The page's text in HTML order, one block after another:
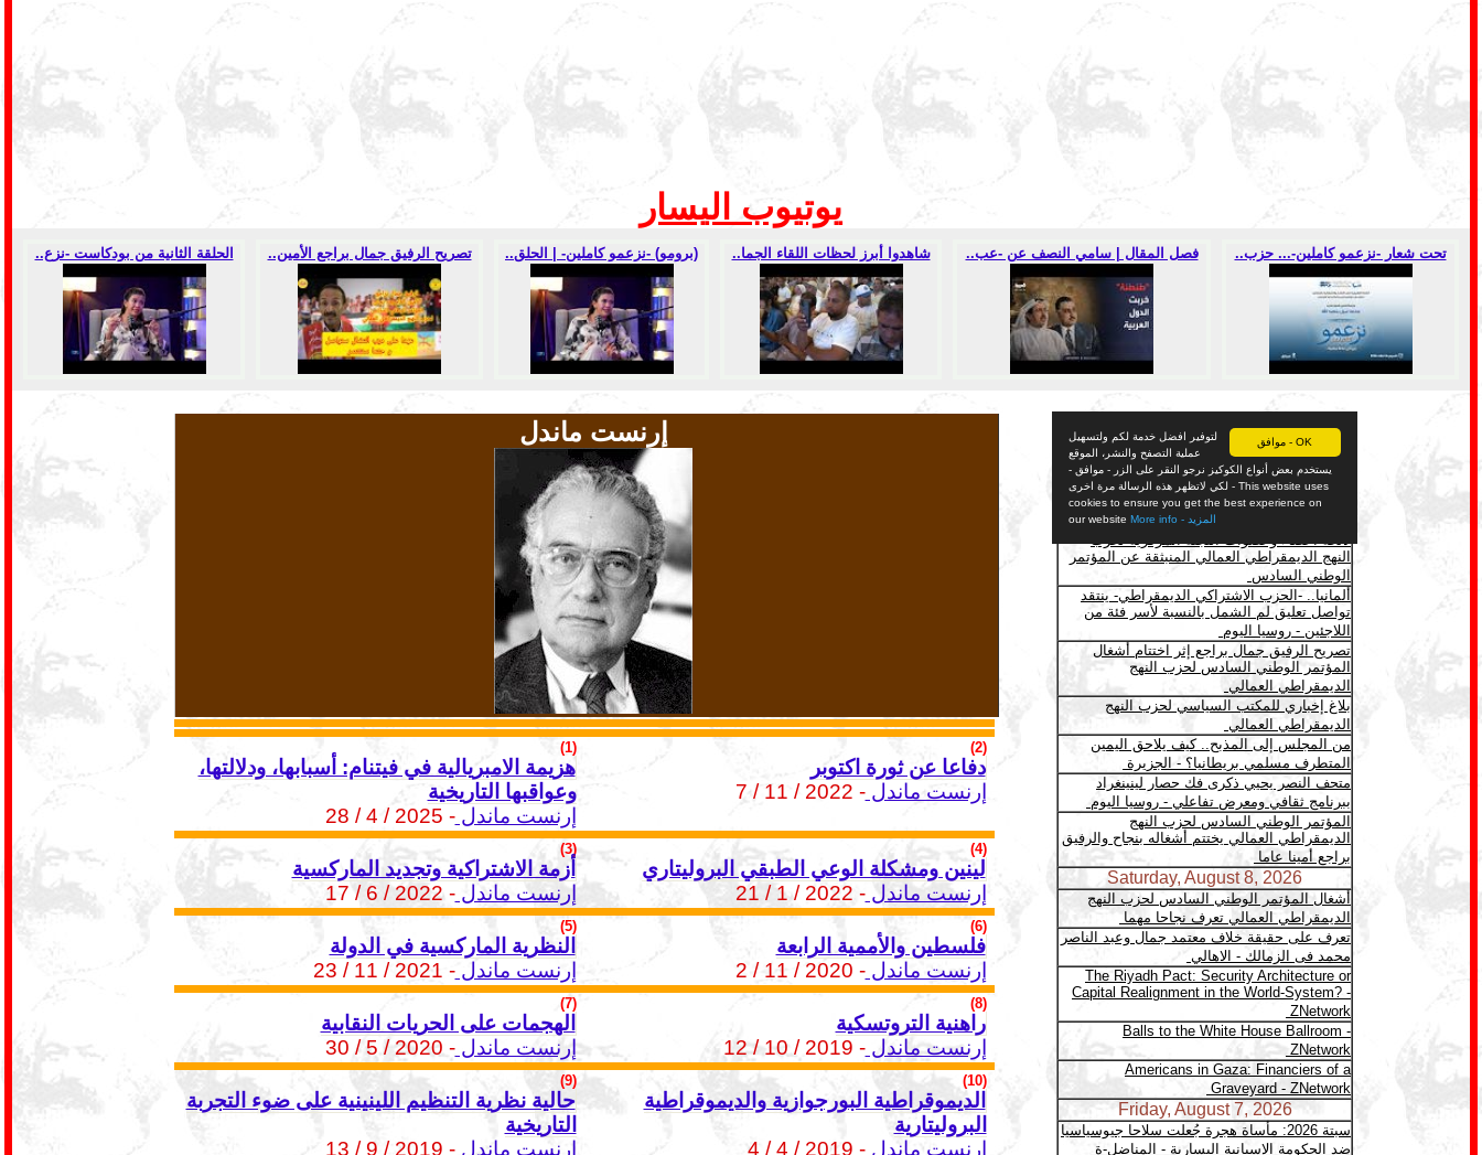
يوتيوب اليسار
الحلقة الثانية من بودكاست -نزع.. تصريح الرفيق جمال براجع الأمين.. (برومو) -نزعمو كاملين- | الحلق.. شاهدوا أبرز لحظات اللقاء الجما.. فصل المقال | سامي النصف عن -عب.. تحت شعار -نزعمو كاملين-... حزب..
إرنست ماندل
(1)
هزيمة الامبريالية في فيتنام: أسبابها، ودلالتها،
وعواقبها التاريخية
إرنست ماندل- 2025 / 4 / 28
(2)
دفاعا عن ثورة اكتوبر
إرنست ماندل- 2022 / 11 / 7
(3)
أزمة الاشتراكية وتجديد الماركسية
إرنست ماندل- 2022 / 6 / 17
(4)
لينين ومشكلة الوعي الطبقي البروليتاري
إرنست ماندل- 2022 / 1 / 21
(5)
النظرية الماركسية في الدولة
إرنست ماندل- 2021 / 11 / 23
(6)
فلسطين والأممية الرابعة
إرنست ماندل- 2020 / 11 / 2
(7)
الهجمات على الحريات النقابية
إرنست ماندل- 2020 / 5 / 30
(8)
راهنية التروتسكية
إرنست ماندل- 2019 / 10 / 12
(9)
حالية نظرية التنظيم اللينينية على ضوء التجربة
التاريخية
إرنست ماندل- 2019 / 9 / 13
(10)
الديموقراطية البورجوازية والديموقراطية
البروليتارية
إرنست ماندل- 2019 / 4 / 4